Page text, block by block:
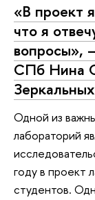
«В проект
что я
СПб Нина
Одной из
лабораторий
году в проект
студентов.